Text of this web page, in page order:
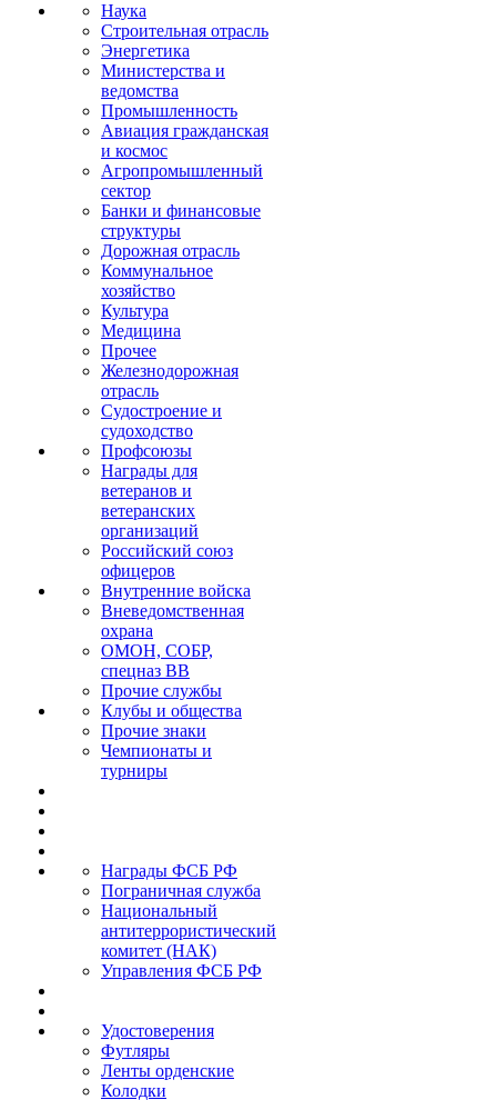
Наука
Строительная отрасль
Энергетика
Министерства и
ведомства
Промышленность
Авиация гражданская
и космос
Агропромышленный
сектор
Банки и финансовые
структуры
Дорожная отрасль
Коммунальное
хозяйство
Культура
Медицина
Прочее
Железнодорожная
отрасль
Судостроение и
судоходство
Профсоюзы
Награды для
ветеранов и
ветеранских
организаций
Российский союз
офицеров
Внутренние войска
Вневедомственная
охрана
ОМОН, СОБР,
спецназ ВВ
Прочие службы
Клубы и общества
Прочие знаки
Чемпионаты и
турниры
Награды ФСБ РФ
Пограничная служба
Национальный
антитеррористический
комитет (НАК)
Управления ФСБ РФ
Удостоверения
Футляры
Ленты орденские
Колодки